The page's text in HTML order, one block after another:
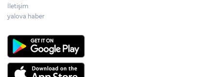
İletişim
yalova haber